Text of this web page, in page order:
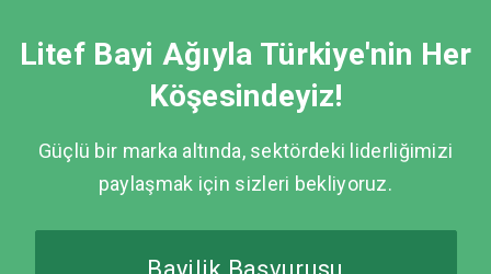
Litef Bayi Ağıyla Türkiye'nin Her
Köşesindeyiz!
Güçlü bir marka altında, sektördeki liderliğimizi
paylaşmak için sizleri bekliyoruz.